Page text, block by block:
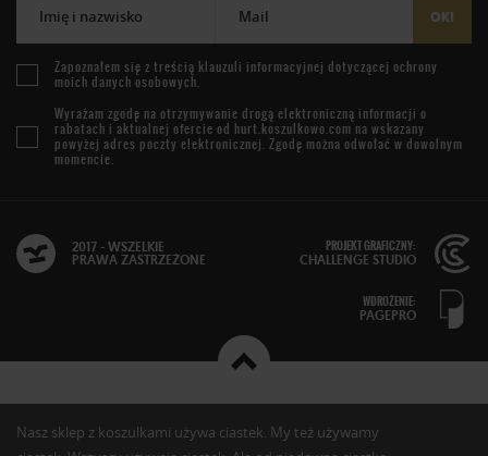
Imię i nazwisko Mail OK!
Zapoznałem się z treścią klauzuli informacyjnej dotyczącej ochrony
moich danych osobowych.
Wyrażam zgodę na otrzymywanie drogą elektroniczną informacji o
rabatach i aktualnej ofercie od hurt.koszulkowo.com na wskazany
powyżej adres poczty elektronicznej. Zgodę można odwołać w dowolnym
momencie.
2017 - WSZELKIE
PRAWA ZASTRZEŻONE
PROJEKT GRAFICZNY:
CHALLENGE STUDIO
WDROŻENIE:
PAGEPRO
Nasz sklep z koszulkami używa ciastek. My też używamy